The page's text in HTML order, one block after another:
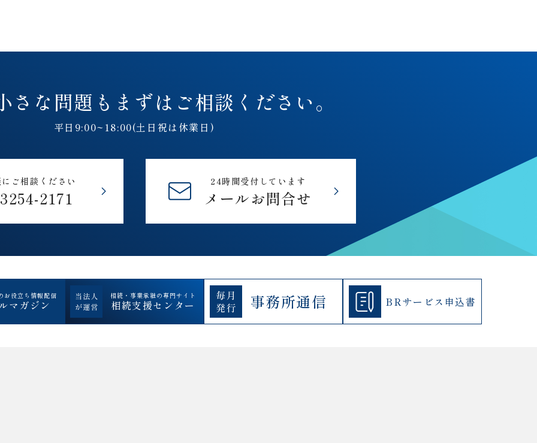
さな問題も まずはご相談ください。
平日9:00~18:00(土日祝は休業日)
ご相談ください
2171
24時間受付しています
メールお問合せ
お役立ち情報配信
マガジン
相続・事業承継の専門サイト
相続支援センター 事務所通信 BRサービス 申込書